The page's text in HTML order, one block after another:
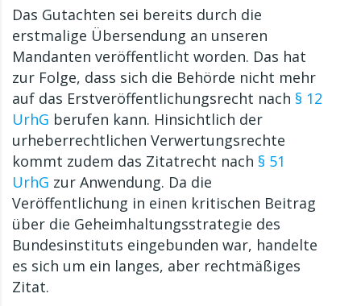
Das Gutachten sei bereits durch die
erstmalige Übersendung an unseren
Mandanten veröffentlicht worden. Das hat
zur Folge, dass sich die Behörde nicht mehr
auf das Erstveröffentlichungsrecht nach § 12
UrhG berufen kann. Hinsichtlich der
urheberrechtlichen Verwertungsrechte
kommt zudem das Zitatrecht nach § 51
UrhG zur Anwendung. Da die
Veröffentlichung in einen kritischen Beitrag
über die Geheimhaltungsstrategie des
Bundesinstituts eingebunden war, handelte
es sich um ein langes, aber rechtmäßiges
Zitat.